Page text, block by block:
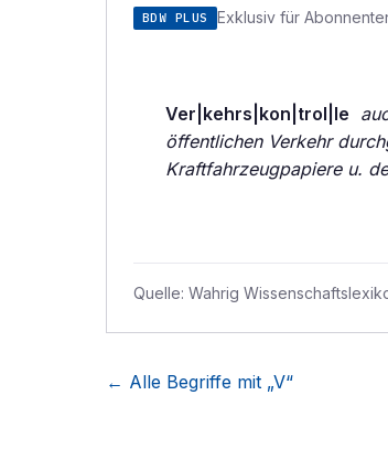
BDW PLUS Exklusiv für
Ver|kehrs|kon|trol|le
öffentlichen Verkehr
Kraftfahrzeugpapiere u.
Quelle: Wahrig
← Alle Begriffe mit „V“